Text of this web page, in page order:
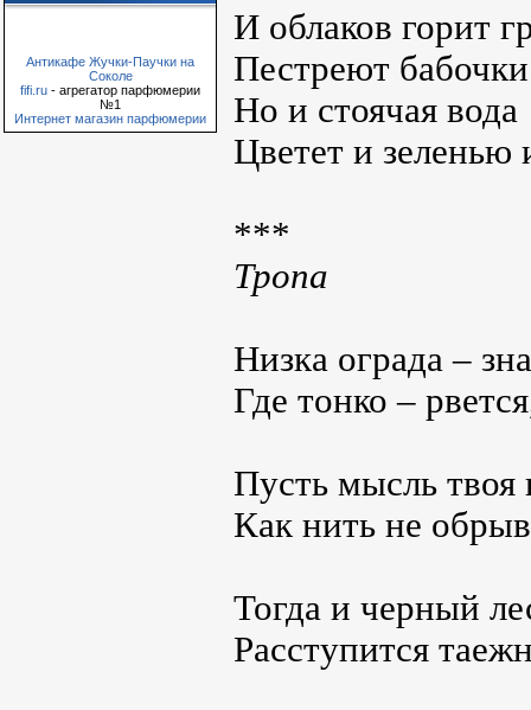
Антикафе Жучки-Паучки на
Соколе
fifi.ru - агрегатор парфюмерии
№1
Интернет магазин парфюмерии
И облаков горит
Пестреют
Но и стоячая вода
Цветет и зеленью
***
Тропа
Низка ограда –
Где тонко –
Пусть мысль твоя
Как нить не
Тогда и черный
Расступится